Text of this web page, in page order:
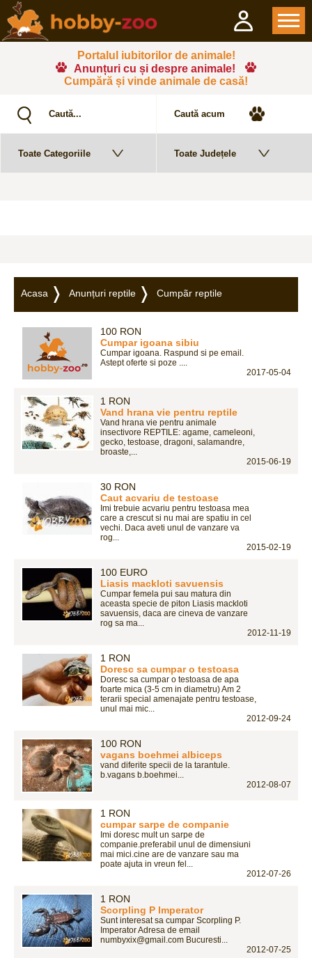
Portalul iubitorilor de animale!
Anunțuri cu și despre animale!
Cumpără și vinde animale de casă!
Acasa Anunțuri reptile Cumpãr reptile
100 RON
Cumpar igoana sibiu
Cumpar igoana. Raspund si pe email.
Astept oferte si poze ....
2017-05-04
1 RON
Vand hrana vie pentru reptile
Vand hrana vie pentru animale
insectivore REPTILE: agame, cameleoni,
gecko, testoase, dragoni, salamandre,
broaste,...
2015-06-19
30 RON
Caut acvariu de testoase
Imi trebuie acvariu pentru testoasa mea
care a crescut si nu mai are spatiu in cel
vechi. Daca aveti unul de vanzare va
rog...
2015-02-19
100 EURO
Liasis mackloti savuensis
Cumpar femela pui sau matura din
aceasta specie de piton Liasis mackloti
savuensis, daca are cineva de vanzare
rog sa ma...
2012-11-19
1 RON
Doresc sa cumpar o testoasa
Doresc sa cumpar o testoasa de apa
foarte mica (3-5 cm in diametru) Am 2
terarii special amenajate pentru testoase,
unul mai mic...
2012-09-24
100 RON
vagans boehmei albiceps
vand diferite specii de la tarantule.
b.vagans b.boehmei...
2012-08-07
1 RON
cumpar sarpe de companie
Imi doresc mult un sarpe de
companie.preferabil unul de dimensiuni
mai mici.cine are de vanzare sau ma
poate ajuta in vreun fel...
2012-07-26
1 RON
Scorpling P Imperator
Sunt interesat sa cumpar Scorpling P.
Imperator Adresa de email
numbyxix@gmail.com Bucuresti...
2012-07-25